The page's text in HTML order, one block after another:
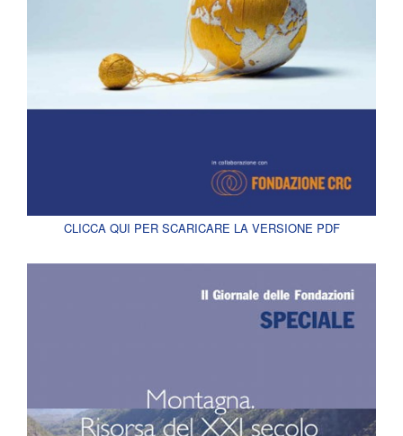
CLICCA QUI PER SCARICARE LA VERSIONE PDF